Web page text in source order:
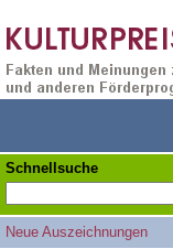
Schnellsuche
Neue Auszeichnungen